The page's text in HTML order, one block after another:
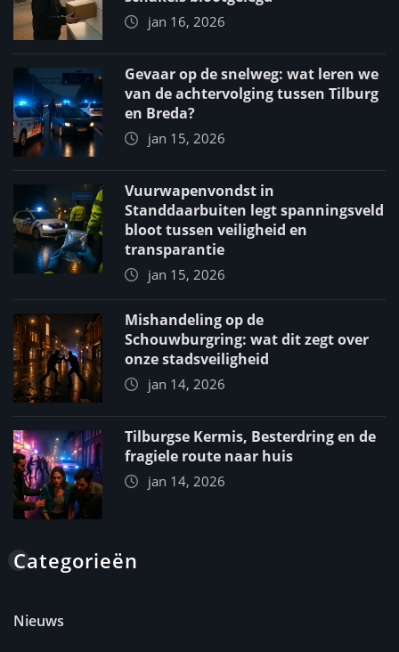
jan 16, 2026
Gevaar op de snelweg: wat leren we
van de achtervolging tussen Tilburg
en Breda?
jan 15, 2026
Vuurwapenvondst in
Standdaarbuiten legt spanningsveld
bloot tussen veiligheid en
transparantie
jan 15, 2026
Mishandeling op de
Schouwburgring: wat dit zegt over
onze stadsveiligheid
jan 14, 2026
Tilburgse Kermis, Besterdring en de
fragiele route naar huis
jan 14, 2026
Categorieën
Nieuws